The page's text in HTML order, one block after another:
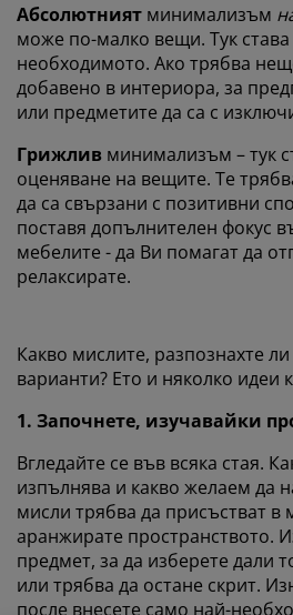
Абсолютният минимализъм
може по-малко вещи. Тук
необходимото. Ако трябва
добавено в интериора, за
или предметите да са с
Грижлив минимализъм – тук
оценяване на вещите. Те
да са свързани с позитивни
поставя допълнителен фокус
мебелите - да Ви помагат да
релаксирате.
Какво мислите, разпознахте
варианти? Ето и няколко идеи
1. Започнете, изучавайки
Вгледайте се във всяка стая.
изпълнява и какво желаем да
мисли трябва да присъстват в
аранжирате пространството.
предмет, за да изберете дали
или трябва да остане скрит.
после внесете само най-